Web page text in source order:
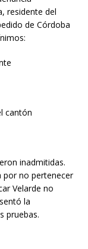
residente del
de Córdoba
cantón
inadmitidas.
por no pertenecer
Velarde no
la
pruebas.